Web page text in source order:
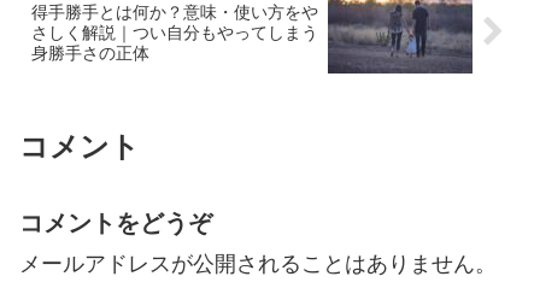
得手勝手とは何か？意味・使い方をや
さしく解説｜つい自分もやってしまう
身勝手さの正体
コメント
コメントをどうぞ
メールアドレスが公開されることはありません。